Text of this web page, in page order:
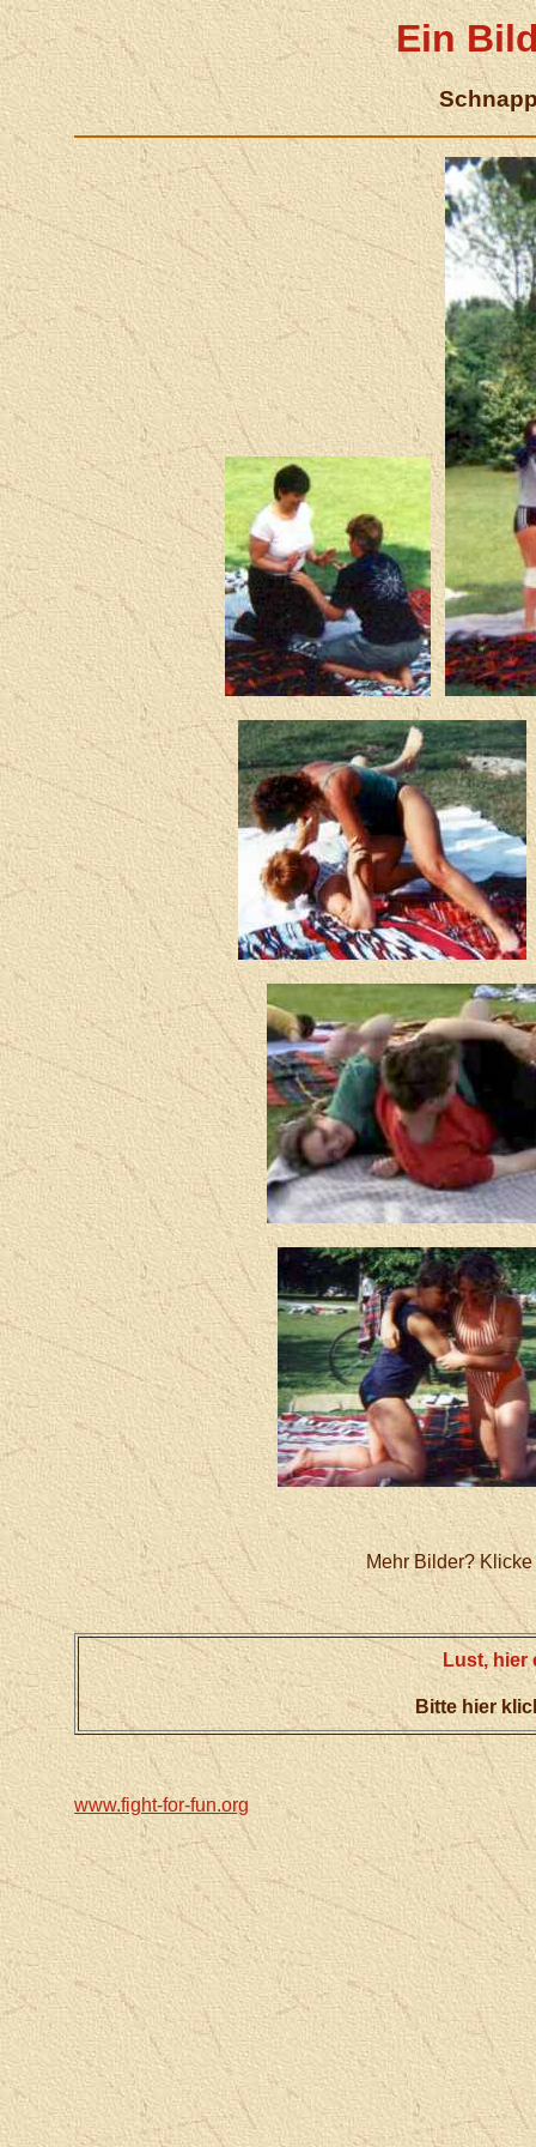
Ein
Mehr Bilder?
Lust, hier
Bitte hier
www.fight-for-fun.org